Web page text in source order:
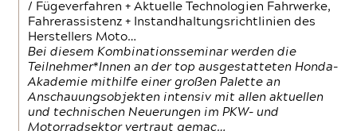
/ Fügeverfahren + Aktuelle Technologien Fahrwerke,
Fahrerassistenz + Instandhaltungsrichtlinien des
Herstellers Moto…
Bei diesem Kombinationsseminar werden die
Teilnehmer*Innen an der top ausgestatteten Honda-
Akademie mithilfe einer großen Palette an
Anschauungsobjekten intensiv mit allen aktuellen
und technischen Neuerungen im PKW- und
Motorradsektor vertraut gemac…